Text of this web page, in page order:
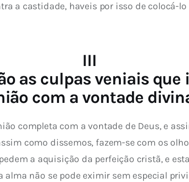
a castidade, haveis por isso de colocá-
III
as culpas veniais
com a vontade
completa com a vontade de Deus, e
como dissemos, fazem-se com os
a aquisição da perfeição cristã, e
alma não se pode eximir sem especial